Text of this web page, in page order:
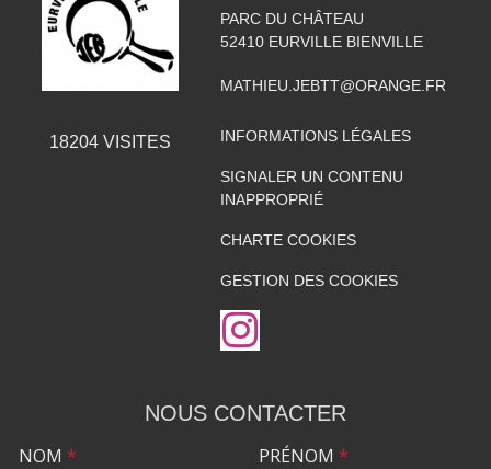
18204VISITES
PARC DU CHÂTEAU
52410 EURVILLE BIENVILLE
MATHIEU.JEBTT@ORANGE.FR
INFORMATIONS LÉGALES
SIGNALER UN CONTENU
INAPPROPRIÉ
CHARTE COOKIES
GESTION DES COOKIES
NOUS CONTACTER
NOM * PRÉNOM *